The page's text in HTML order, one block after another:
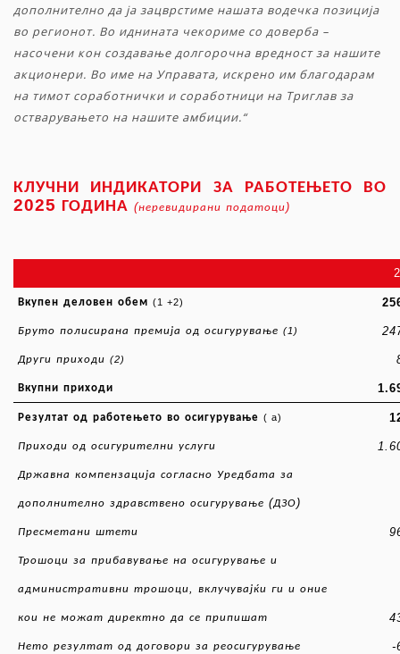
дополнително да ја зацврстиме нашата водечка позиција
во регионот. Во иднината чекориме со доверба –
насочени кон создавање долгорочна вредност за нашите
акционери. Во име на Управата, искрено им благодарам
на тимот соработнички и соработници на Триглав за
остварувањето на нашите амбиции.“
КЛУЧНИ ИНДИКАТОРИ ЗА РАБОТЕЊЕТО ВО
2025 ГОДИНА (неревидирани податоци)
Вкупен деловен обем (1 +2)
Бруто полисирана премија од осигурување (1)
Други приходи (2)
Вкупни приходи
Резултат од работењето во осигурување ( a)
Приходи од осигурителни услуги
Државна компензација согласно Уредбата за
дополнително здравствено осигурување (ДЗО)
Пресметани штети
Трошоци за прибавување на осигурување и
административни трошоци, вклучувајќи ги и оние
кои не можат директно да се припишат
Нето резултат од договори за реосигурување -